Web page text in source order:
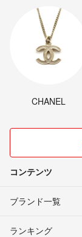
CHANEL
コンテンツ
ブランド一覧
ランキング